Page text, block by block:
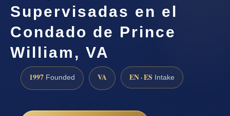
Supervisadas en el
Condado de Prince
William, VA
1997 Founded VA EN · ES Intake